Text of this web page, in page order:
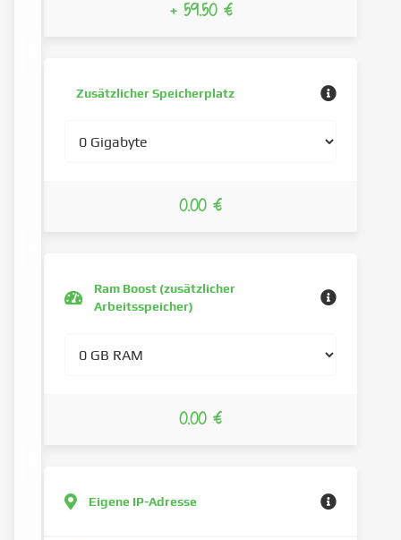
+ 59.50 €
Zusätzlicher Speicherplatz
0.00 €
Ram Boost (zusätzlicher
Arbeitsspeicher)
0.00 €
Eigene IP-Adresse